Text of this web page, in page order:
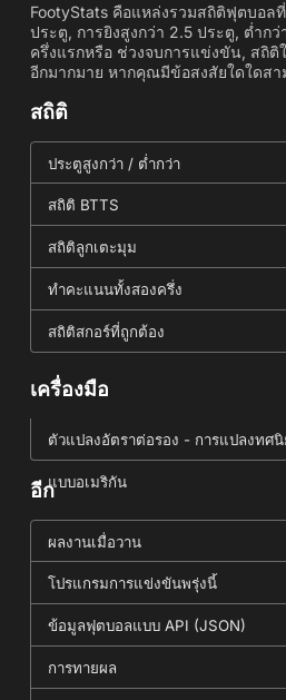
FootyStats คือแหล่งรวมสถิติฟุตบอล
ประตู, การยิงสูงกว่า 2.5 ประตู, ต่ำก
ครึ่งแรกหรือ ช่วงจบการแข่งขัน, สถิติ
อีกมากมาย หากคุณมีข้อสงสัยใดใดสา
สถิติ
ประตูสูงกว่า / ต่ำกว่า
สถิติ BTTS
สถิติลูกเตะมุม
ทำคะแนนทั้งสองครึ่ง
สถิติสกอร์ที่ถูกต้อง
เครื่องมือ
ตัวแปลงอัตราต่อรอง - การแปลงทศ
แบบอเมริกัน
อีก
ผลงานเมื่อวาน
โปรแกรมการแข่งขันพรุ่งนี้
ข้อมูลฟุตบอลแบบ API (JSON)
การทายผล